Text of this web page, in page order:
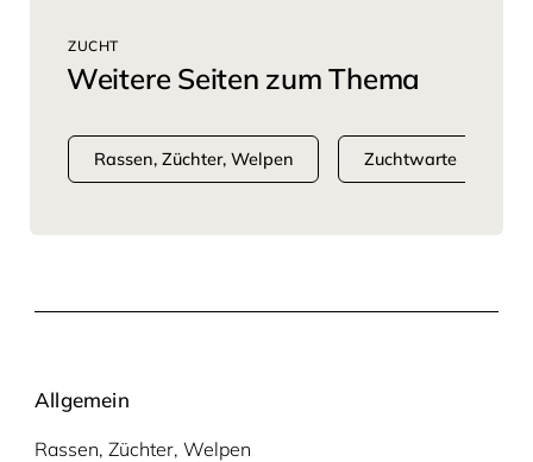
ZUCHT
Weitere Seiten zum Thema
Rassen, Züchter, Welpen Zuchtwarte
Allgemein
Rassen, Züchter, Welpen